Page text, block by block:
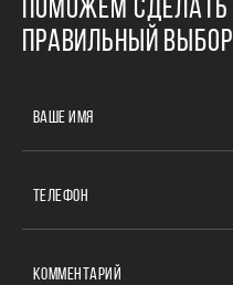
ПОМОЖЕМ СДЕЛАТЬ
ПРАВИЛЬНЫЙ ВЫБОР
ВАШЕ ИМЯ
ТЕЛЕФОН
КОММЕНТАРИЙ